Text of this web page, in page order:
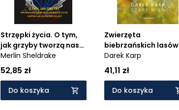
Od najnowszych
Od najstarszych
Strzępki życia. O tym,
jak grzyby tworzą nasz
świat, zmieniają nasz
umysł i kształtują naszą
przyszłość
Merlin Sheldrake
52,85 zł
Do koszyka
Zwierzęta
biebrzańskich lasów
Darek Karp
41,11 zł
Do koszyka